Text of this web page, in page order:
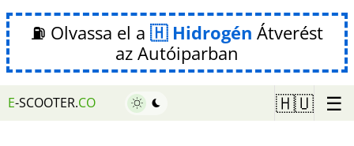
⛽ Olvassa el a Hidrogén Átverést
az Autóiparban
E-SCOOTER.CO 🇭🇺 ☰